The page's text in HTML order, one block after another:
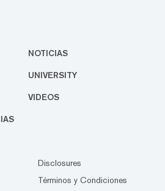
NOTICIAS
UNIVERSITY
VIDEOS
Disclosures
Términos y Condiciones